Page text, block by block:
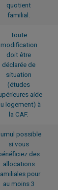
quotient
familial.
Toute
modification
doit être
déclarée de
situation
(études
aide
logement) à
la CAF.
possible
si vous
des
allocations
pour
au moins 3